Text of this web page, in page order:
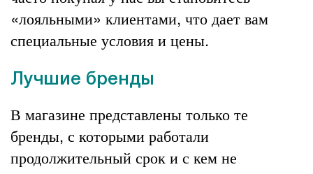
«лояльными» клиентами, что дает вам
специальные условия и цены.
Лучшие бренды
В магазине представлены только те
бренды, с которыми работали
продолжительный срок и с кем не